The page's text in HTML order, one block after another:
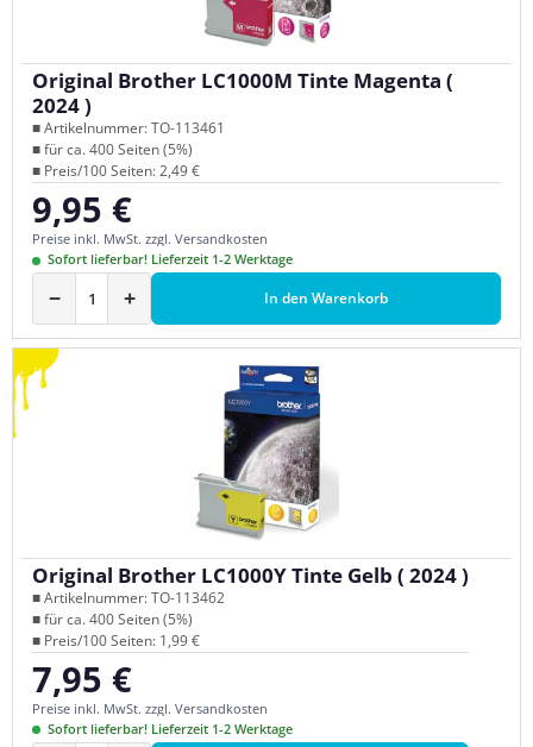
Original Brother LC1000M Tinte Magenta (
2024 )
■ Artikelnummer: TO-113461
■ für ca. 400 Seiten (5%)
■ Preis/100 Seiten: 2,49 €
Regulärer Preis:
9,95 €
Preise inkl. MwSt. zzgl. Versandkosten
Sofort lieferbar! Lieferzeit 1-2 Werktage
− + In den Warenkorb
Original Brother LC1000Y Tinte Gelb ( 2024 )
■ Artikelnummer: TO-113462
■ für ca. 400 Seiten (5%)
■ Preis/100 Seiten: 1,99 €
Regulärer Preis:
7,95 €
Preise inkl. MwSt. zzgl. Versandkosten
Sofort lieferbar! Lieferzeit 1-2 Werktage